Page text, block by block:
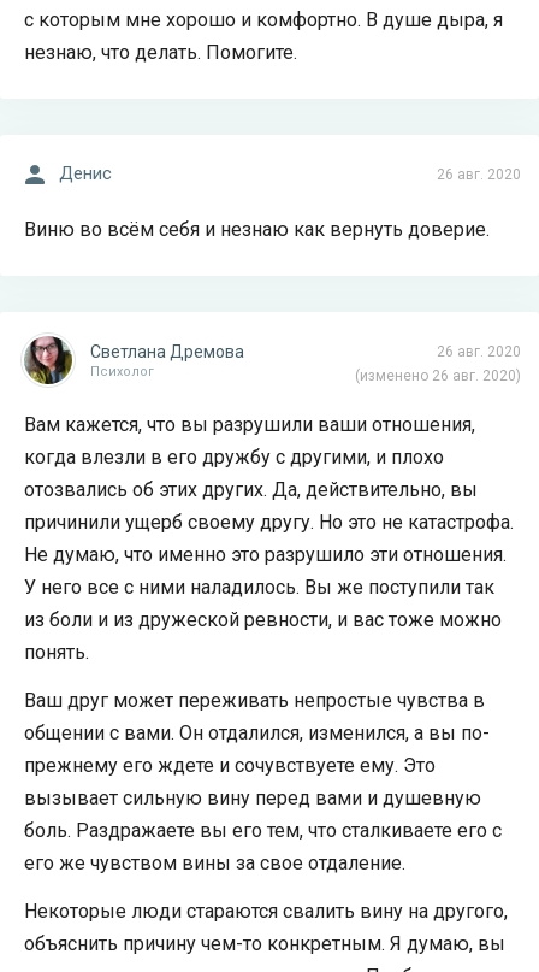
с которым мне хорошо и комфортно. В душе дыра, я
незнаю, что делать. Помогите.
26 авг. 2020
Денис
Виню во всём себя и незнаю как вернуть доверие.
26 авг. 2020
(изменено 26 авг. 2020)
Светлана Дремова
Психолог
Вам кажется, что вы разрушили ваши отношения,
когда влезли в его дружбу с другими, и плохо
отозвались об этих других. Да, действительно, вы
причинили ущерб своему другу. Но это не катастрофа.
Не думаю, что именно это разрушило эти отношения.
У него все с ними наладилось. Вы же поступили так
из боли и из дружеской ревности, и вас тоже можно
понять.
Ваш друг может переживать непростые чувства в
общении с вами. Он отдалился, изменился, а вы по-
прежнему его ждете и сочувствуете ему. Это
вызывает сильную вину перед вами и душевную
боль. Раздражаете вы его тем, что сталкиваете его с
его же чувством вины за свое отдаление.
Некоторые люди стараются свалить вину на другого,
объяснить причину чем-то конкретным. Я думаю, вы